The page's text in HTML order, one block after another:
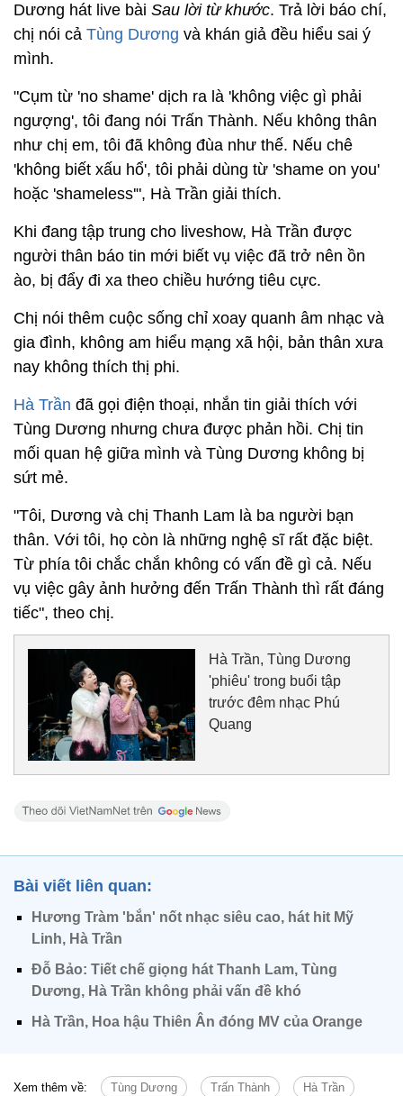
Dương hát live bài Sau lời từ khước. Trả lời báo chí,
chị nói cả Tùng Dương và khán giả đều hiểu sai ý
mình.
"Cụm từ 'no shame' dịch ra là 'không việc gì phải
ngượng', tôi đang nói Trấn Thành. Nếu không thân
như chị em, tôi đã không đùa như thế. Nếu chê
'không biết xấu hổ', tôi phải dùng từ 'shame on you'
hoặc 'shameless'", Hà Trần giải thích.
Khi đang tập trung cho liveshow, Hà Trần được
người thân báo tin mới biết vụ việc đã trở nên ồn
ào, bị đẩy đi xa theo chiều hướng tiêu cực.
Chị nói thêm cuộc sống chỉ xoay quanh âm nhạc và
gia đình, không am hiểu mạng xã hội, bản thân xưa
nay không thích thị phi.
Hà Trần đã gọi điện thoại, nhắn tin giải thích với
Tùng Dương nhưng chưa được phản hồi. Chị tin
mối quan hệ giữa mình và Tùng Dương không bị
sứt mẻ.
"Tôi, Dương và chị Thanh Lam là ba người bạn
thân. Với tôi, họ còn là những nghệ sĩ rất đặc biệt.
Từ phía tôi chắc chắn không có vấn đề gì cả. Nếu
vụ việc gây ảnh hưởng đến Trấn Thành thì rất đáng
tiếc", theo chị.
Hà Trần, Tùng Dương
'phiêu' trong buổi tập
trước đêm nhạc Phú
Quang
Bài viết liên quan:
Hương Tràm 'bắn' nốt nhạc siêu cao, hát hit Mỹ
Linh, Hà Trần
Đỗ Bảo: Tiết chế giọng hát Thanh Lam, Tùng
Dương, Hà Trần không phải vấn đề khó
Hà Trần, Hoa hậu Thiên Ân đóng MV của Orange
Xem thêm về: Tùng Dương Trấn Thành Hà Trần